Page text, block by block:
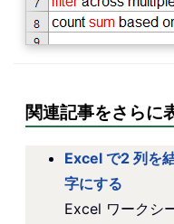
関連記事をさらに
Excel で2 列を
字にする
Excel ワークシ